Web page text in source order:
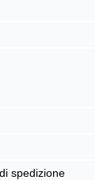
spedizione